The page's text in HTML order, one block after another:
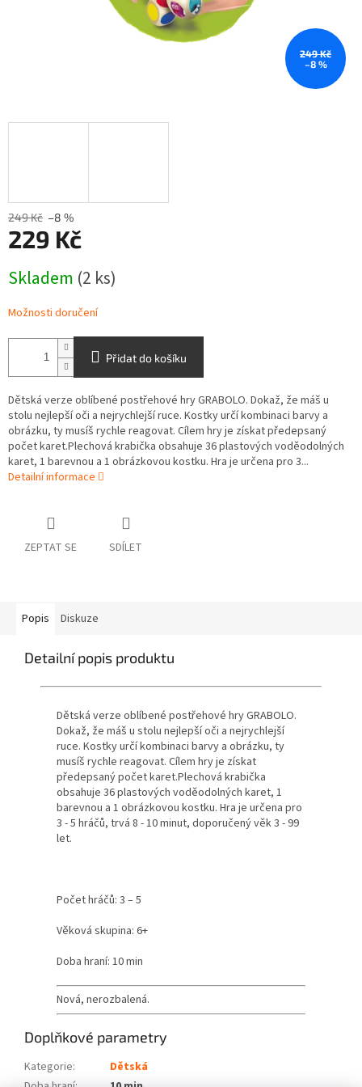
249 Kč
–8 %
249 Kč –8 %
229 Kč
cena:
Skladem (2 ks)
Možnosti doručení
Přidat do košíku
Dětská verze oblíbené postřehové hry GRABOLO. Dokaž, že máš u
stolu nejlepší oči a nejrychlejší ruce. Kostky určí kombinaci barvy a
obrázku, ty musíš rychle reagovat. Cílem hry je získat předepsaný
počet karet.Plechová krabička obsahuje 36 plastových voděodolných
karet, 1 barevnou a 1 obrázkovou kostku. Hra je určena pro 3...
Detailní informace
ZEPTAT SE SDÍLET
Popis Diskuze
Detailní popis produktu
Dětská verze oblíbené postřehové hry GRABOLO.
Dokaž, že máš u stolu nejlepší oči a nejrychlejší
ruce. Kostky určí kombinaci barvy a obrázku, ty
musíš rychle reagovat. Cílem hry je získat
předepsaný počet karet.Plechová krabička
obsahuje 36 plastových voděodolných karet, 1
barevnou a 1 obrázkovou kostku. Hra je určena pro
3 - 5 hráčů, trvá 8 - 10 minut, doporučený věk 3 - 99
let.
Počet hráčů: 3 – 5
Věková skupina: 6+
Doba hraní: 10 min
Nová, nerozbalená.
Doplňkové parametry
Kategorie:
Dětská